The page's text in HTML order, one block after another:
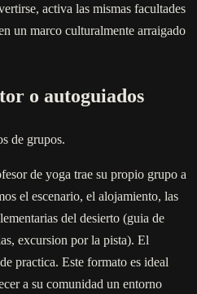
activa las mismas facultades
un marco culturalmente arraigado
o autoguiados
de grupos.
de yoga trae su propio grupo a
el escenario, el alojamiento, las
del desierto (guia de
excursion por la pista). El
practica. Este formato es ideal
a su comunidad un entorno